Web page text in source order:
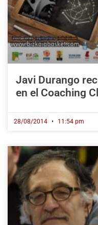
Javi Durango
en el Coaching
28/08/2014 11:54 pm